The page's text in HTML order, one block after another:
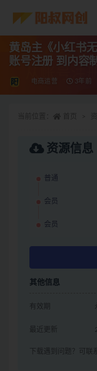
黄岛主《小红书
账号注册 到内容
电商运营 3年前
资源信息
普通
会员
会员
其他信息
有效期
最近更新
下载遇到问题？可联